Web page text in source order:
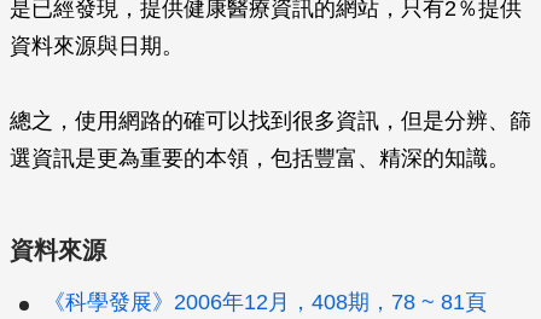
是已經發現，提供健康醫療資訊的網站，只有2％提供
資料來源與日期。
總之，使用網路的確可以找到很多資訊，但是分辨、篩
選資訊是更為重要的本領，包括豐富、精深的知識。
資料來源
《科學發展》2006年12月，408期，78 ~ 81頁